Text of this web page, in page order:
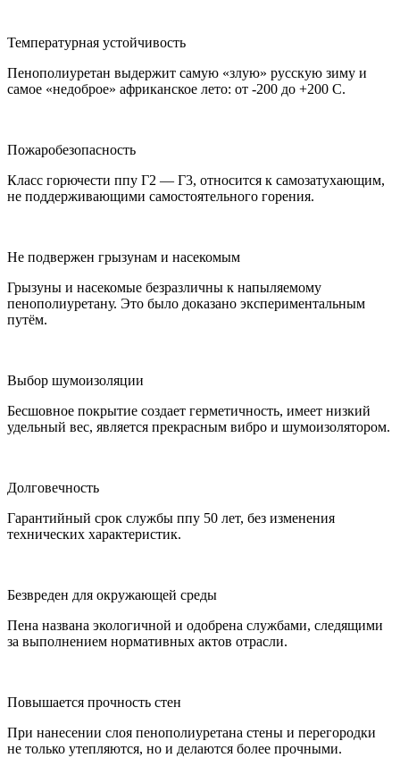
Температурная устойчивость
Пенополиуретан выдержит самую «злую» русскую зиму и
самое «недоброе» африканское лето: от -200 до +200 С.
Пожаробезопасность
Класс горючести ппу Г2 — Г3, относится к самозатухающим,
не поддерживающими самостоятельного горения.
Не подвержен грызунам и насекомым
Грызуны и насекомые безразличны к напыляемому
пенополиуретану. Это было доказано экспериментальным
путём.
Выбор шумоизоляции
Бесшовное покрытие создает герметичность, имеет низкий
удельный вес, является прекрасным вибро и шумоизолятором.
Долговечность
Гарантийный срок службы ппу 50 лет, без изменения
технических характеристик.
Безвреден для окружающей среды
Пена названа экологичной и одобрена службами, следящими
за выполнением нормативных актов отрасли.
Повышается прочность стен
При нанесении слоя пенополиуретана стены и перегородки
не только утепляются, но и делаются более прочными.